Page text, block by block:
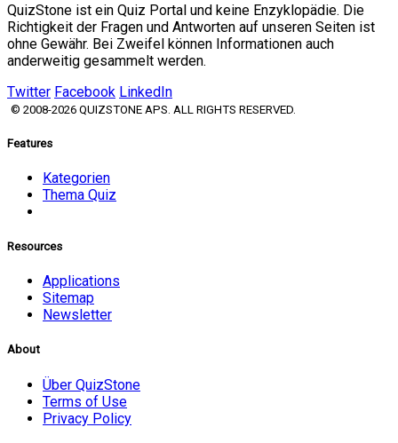
QuizStone ist ein Quiz Portal und keine Enzyklopädie. Die
Richtigkeit der Fragen und Antworten auf unseren Seiten ist
ohne Gewähr. Bei Zweifel können Informationen auch
anderweitig gesammelt werden.
Twitter Facebook LinkedIn
© 2008-2026 QUIZSTONE APS. ALL RIGHTS RESERVED.
Features
Kategorien
Thema Quiz
Resources
Applications
Sitemap
Newsletter
About
Über QuizStone
Terms of Use
Privacy Policy